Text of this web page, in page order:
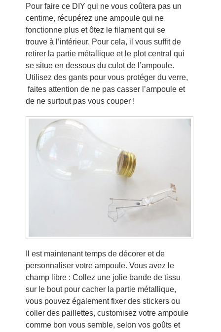
Pour faire ce DIY qui ne vous coûtera pas un
centime, récupérez une ampoule qui ne
fonctionne plus et ôtez le filament qui se
trouve à l’intérieur. Pour cela, il vous suffit de
retirer la partie métallique et le plot central qui
se situe en dessous du culot de l’ampoule.
Utilisez des gants pour vous protéger du verre,
faites attention de ne pas casser l’ampoule et
de ne surtout pas vous couper !
Il est maintenant temps de décorer et de
personnaliser votre ampoule. Vous avez le
champ libre : Collez une jolie bande de tissu
sur le bout pour cacher la partie métallique,
vous pouvez également fixer des stickers ou
coller des paillettes, customisez votre ampoule
comme bon vous semble, selon vos goûts et